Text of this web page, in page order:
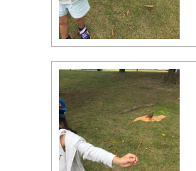
マイメディア検索